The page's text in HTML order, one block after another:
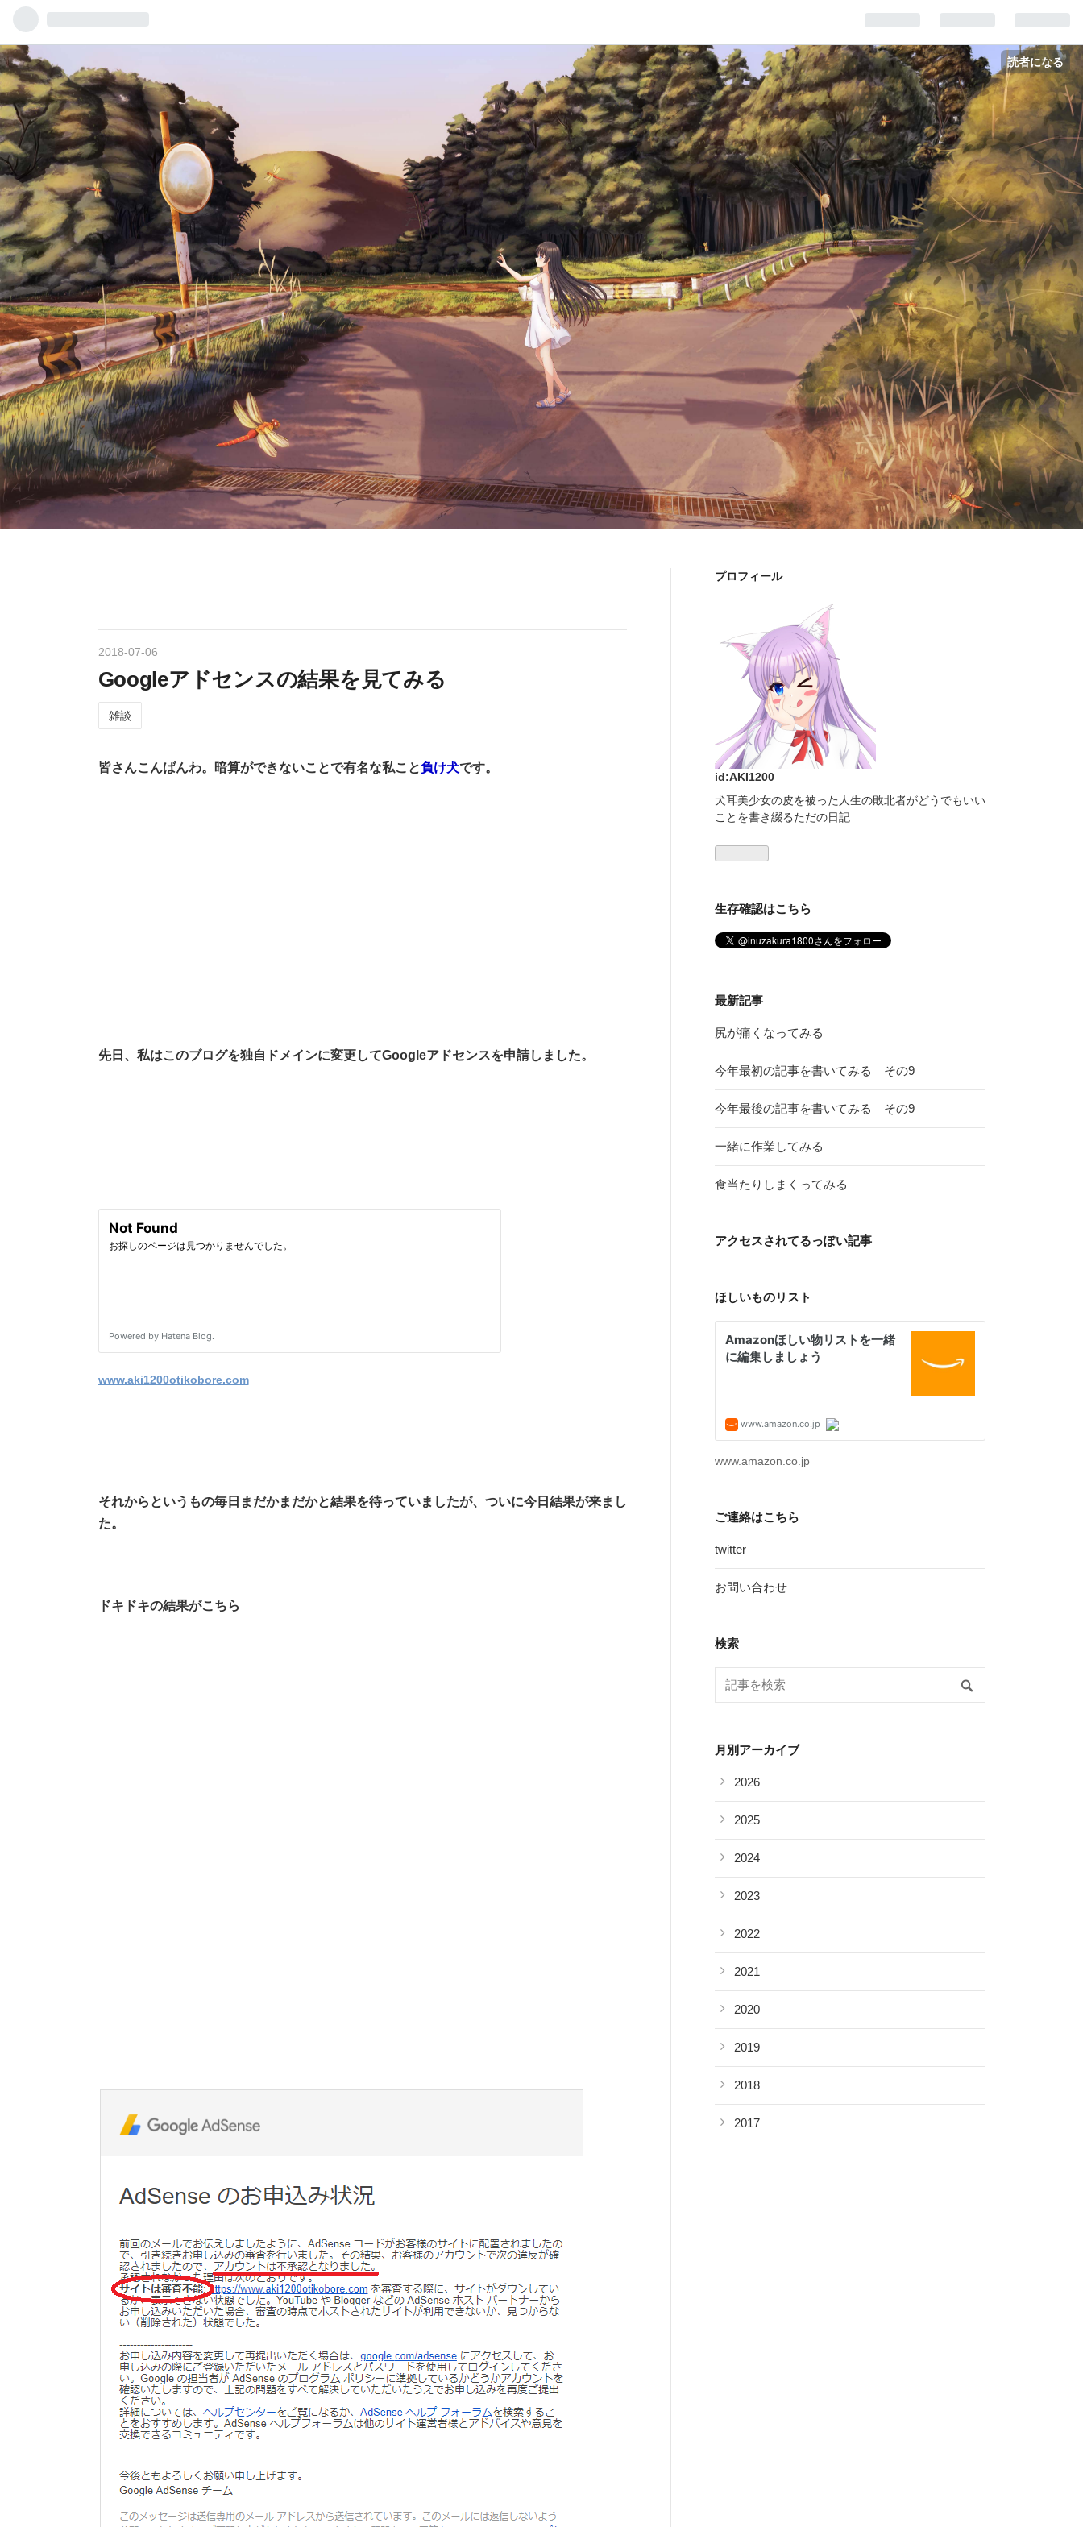
読者になる
2018-07-06
Googleアドセンスの結果を見てみる
雑談
皆さんこんばんわ。暗算ができないことで有名な私こと負け犬です。
先日、私はこのブログを独自ドメインに変更してGoogleアドセンスを申請しました。
www.aki1200otikobore.com
それからというもの毎日まだかまだかと結果を待っていましたが、ついに今日結果が来まし
た。
ドキドキの結果がこちら
プロフィール
id:AKI1200
犬耳美少女の皮を被った人生の敗北者がどうでもいい
ことを書き綴るただの日記
生存確認はこちら
最新記事
尻が痛くなってみる
今年最初の記事を書いてみる その9
今年最後の記事を書いてみる その9
一緒に作業してみる
食当たりしまくってみる
アクセスされてるっぽい記事
ほしいものリスト
www.amazon.co.jp
ご連絡はこちら
twitter
お問い合わせ
検索
月別アーカイブ
2026
2025
2024
2023
2022
2021
2020
2019
2018
2017